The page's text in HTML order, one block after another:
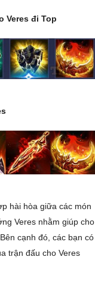
Veres đi Top
hài hòa giữa các món
Veres nhằm giúp cho
cạnh đó, các bạn có
trận đấu cho Veres